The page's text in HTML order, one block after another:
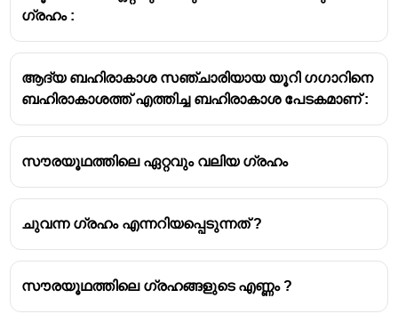
ഗ്രഹം :
ആദ്യ ബഹിരാകാശ സഞ്ചാരിയായ യൂറി ഗഗാറിനെ
ബഹിരാകാശത്ത് എത്തിച്ച ബഹിരാകാശ പേടകമാണ് :
സൗരയൂഥത്തിലെ ഏറ്റവും വലിയ ഗ്രഹം
ചുവന്ന ഗ്രഹം എന്നറിയപ്പെടുന്നത് ?
സൗരയൂഥത്തിലെ ഗ്രഹങ്ങളുടെ എണ്ണം ?